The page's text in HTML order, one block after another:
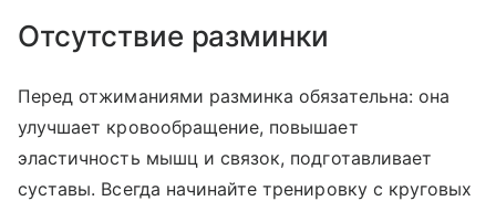
Отсутствие разминки
Перед отжиманиями разминка обязательна: она
улучшает кровообращение, повышает
эластичность мышц и связок, подготавливает
суставы. Всегда начинайте тренировку с круговых